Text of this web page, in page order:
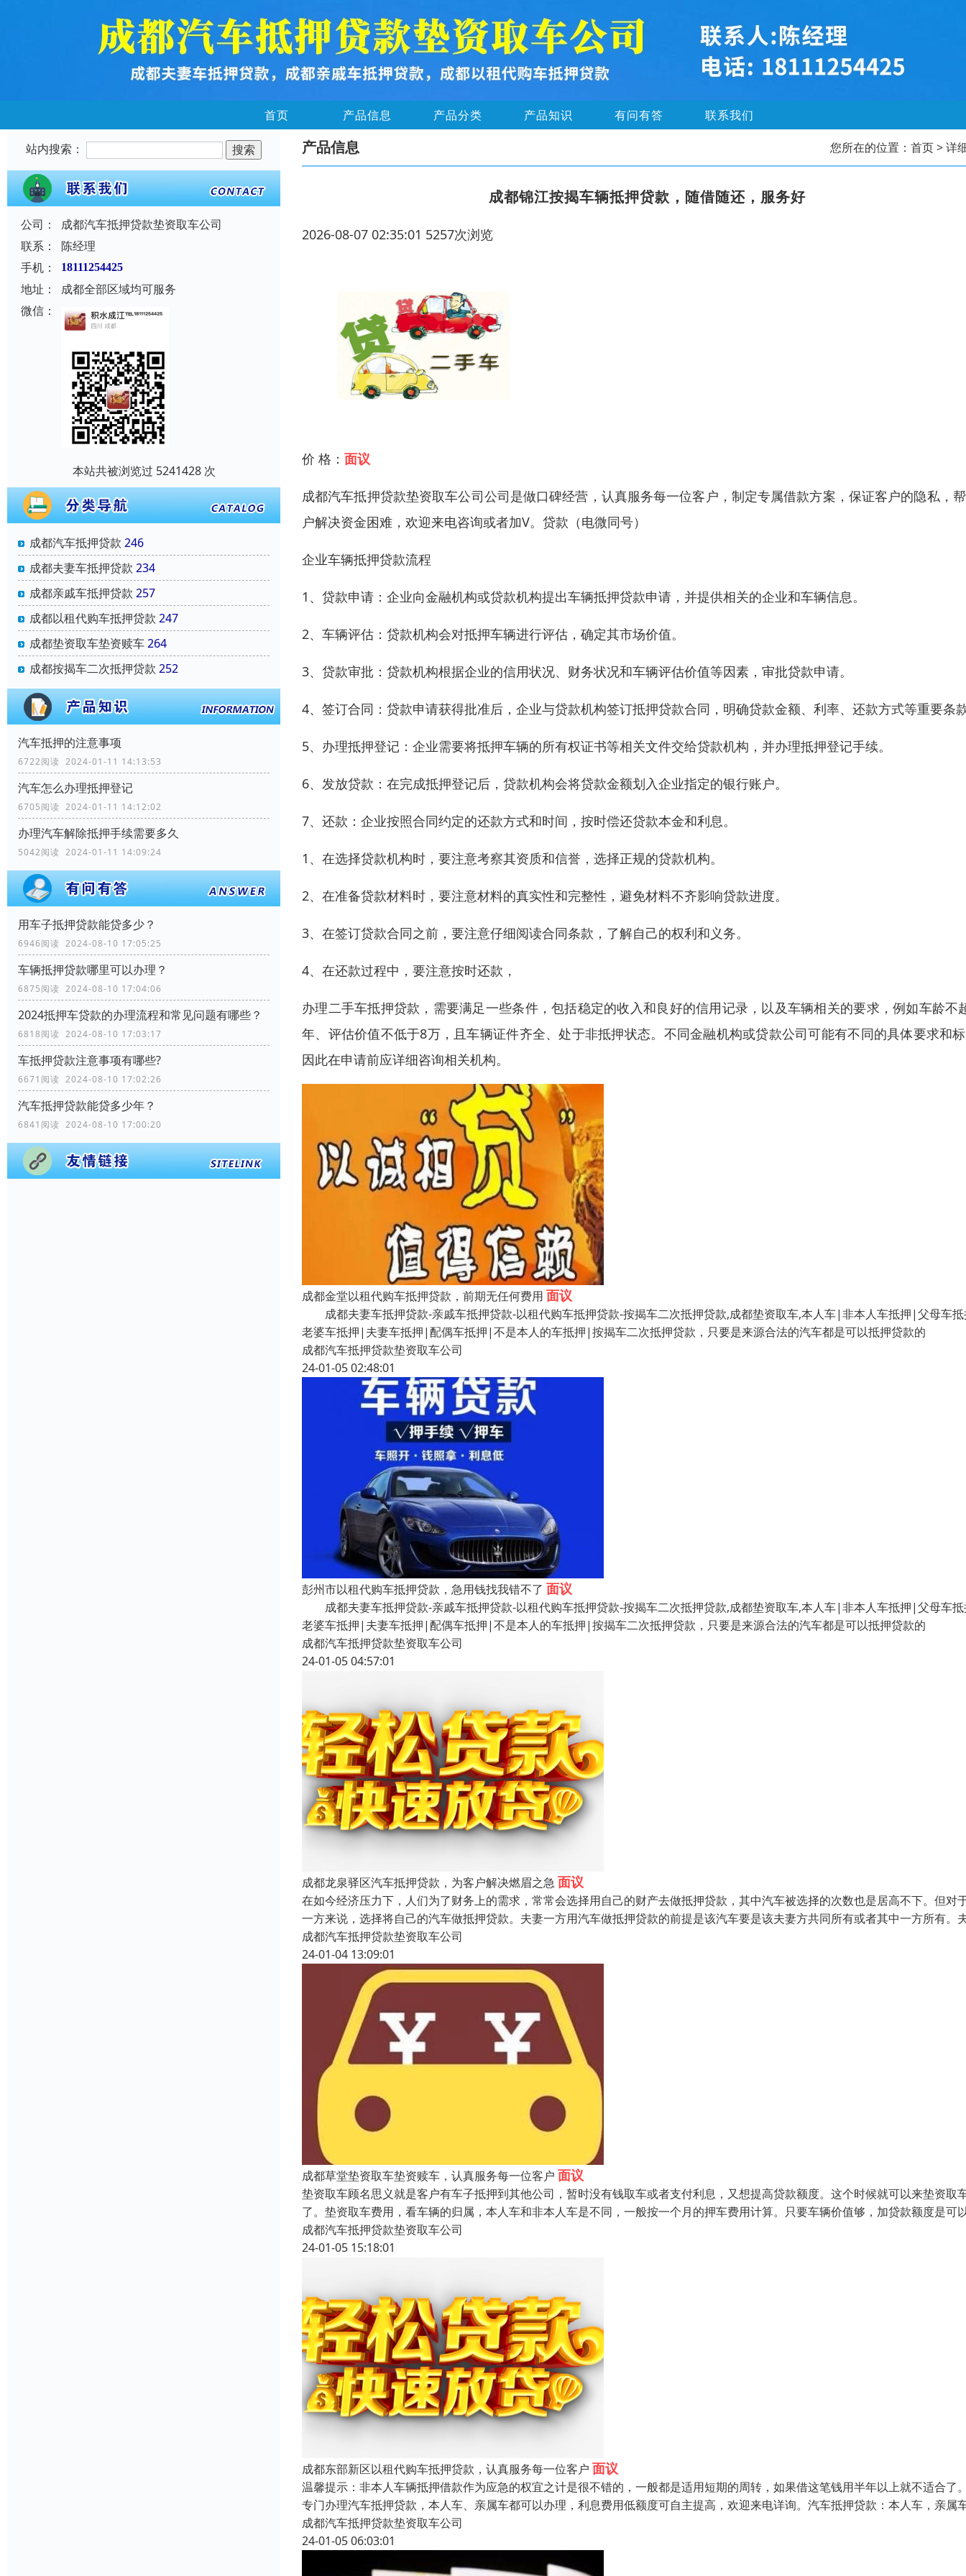
首页 产品信息 产品分类 产品知识 有问有答 联系我们
站内搜索：
公司：
成都汽车抵押贷款垫资取车公司
联系：
陈经理
手机：
18111254425
地址：
成都全部区域均可服务
微信：
本站共被浏览过 5241428 次
成都汽车抵押贷款 246
成都夫妻车抵押贷款 234
成都亲戚车抵押贷款 257
成都以租代购车抵押贷款 247
成都垫资取车垫资赎车264
成都按揭车二次抵押贷款 252
汽车抵押的注意事项
6722阅读 2024-01-11 14:13:53
汽车怎么办理抵押登记
6705阅读 2024-01-11 14:12:02
办理汽车解除抵押手续需要多久
5042阅读 2024-01-11 14:09:24
用车子抵押贷款能贷多少？
6946阅读 2024-08-10 17:05:25
车辆抵押贷款哪里可以办理？
6875阅读 2024-08-10 17:04:06
2024抵押车贷款的办理流程和常见问题有哪些？
6818阅读 2024-08-10 17:03:17
车抵押贷款注意事项有哪些?
6671阅读 2024-08-10 17:02:26
汽车抵押贷款能贷多少年？
6841阅读 2024-08-10 17:00:20
产品信息 您所在的位置： 首页> 详
成都锦江按揭车辆抵押贷款，随借随还，服务好
2026-08-07 02:35:01 5257次浏览
价 格： 面议
成都汽车抵押贷款垫资取车公司公司是做口碑经营，认真服务每一位客户，制定专属借款方案，保证客户的隐私，
户解决资金困难，欢迎来电咨询或者加V。贷款（电微同号）
企业车辆抵押贷款流程
1、贷款申请：企业向金融机构或贷款机构提出车辆抵押贷款申请，并提供相关的企业和车辆信息。
2、车辆评估：贷款机构会对抵押车辆进行评估，确定其市场价值。
3、贷款审批：贷款机构根据企业的信用状况、财务状况和车辆评估价值等因素，审批贷款申请。
4、签订合同：贷款申请获得批准后，企业与贷款机构签订抵押贷款合同，明确贷款金额、利率、还款方式等重要条
5、办理抵押登记：企业需要将抵押车辆的所有权证书等相关文件交给贷款机构，并办理抵押登记手续。
6、发放贷款：在完成抵押登记后，贷款机构会将贷款金额划入企业指定的银行账户。
7、还款：企业按照合同约定的还款方式和时间，按时偿还贷款本金和利息。
1、在选择贷款机构时，要注意考察其资质和信誉，选择正规的贷款机构。
2、在准备贷款材料时，要注意材料的真实性和完整性，避免材料不齐影响贷款进度。
3、在签订贷款合同之前，要注意仔细阅读合同条款，了解自己的权利和义务。
4、在还款过程中，要注意按时还款，
办理二手车抵押贷款，需要满足一些条件，包括稳定的收入和良好的信用记录，以及车辆相关的要求，例如车龄不
年、评估价值不低于8万，且车辆证件齐全、处于非抵押状态。不同金融机构或贷款公司可能有不同的具体要求和
因此在申请前应详细咨询相关机构。
成都金堂以租代购车抵押贷款，前期无任何费用 面议
成都夫妻车抵押贷款-亲戚车抵押贷款-以租代购车抵押贷款-按揭车二次抵押贷款,成都垫资取车,本人车|非本人车抵押|父母车
老婆车抵押|夫妻车抵押|配偶车抵押|不是本人的车抵押|按揭车二次抵押贷款，只要是来源合法的汽车都是可以抵押贷款的
成都汽车抵押贷款垫资取车公司
24-01-05 02:48:01
彭州市以租代购车抵押贷款，急用钱找我错不了 面议
成都夫妻车抵押贷款-亲戚车抵押贷款-以租代购车抵押贷款-按揭车二次抵押贷款,成都垫资取车,本人车|非本人车抵押|父母车
老婆车抵押|夫妻车抵押|配偶车抵押|不是本人的车抵押|按揭车二次抵押贷款，只要是来源合法的汽车都是可以抵押贷款的
成都汽车抵押贷款垫资取车公司
24-01-05 04:57:01
成都龙泉驿区汽车抵押贷款，为客户解决燃眉之急 面议
在如今经济压力下，人们为了财务上的需求，常常会选择用自己的财产去做抵押贷款，其中汽车被选择的次数也是居高不下。但对
一方来说，选择将自己的汽车做抵押贷款。夫妻一方用汽车做抵押贷款的前提是该汽车要是该夫妻方共同所有或者其中一方所有。
成都汽车抵押贷款垫资取车公司
24-01-04 13:09:01
成都草堂垫资取车垫资赎车，认真服务每一位客户 面议
垫资取车顾名思义就是客户有车子抵押到其他公司，暂时没有钱取车或者支付利息，又想提高贷款额度。这个时候就可以来垫资取
了。垫资取车费用，看车辆的归属，本人车和非本人车是不同，一般按一个月的押车费用计算。只要车辆价值够，加贷款额度是可
成都汽车抵押贷款垫资取车公司
24-01-05 15:18:01
成都东部新区以租代购车抵押贷款，认真服务每一位客户 面议
温馨提示：非本人车辆抵押借款作为应急的权宜之计是很不错的，一般都是适用短期的周转，如果借这笔钱用半年以上就不适合了
专门办理汽车抵押贷款，本人车、亲属车都可以办理，利息费用低额度可自主提高，欢迎来电详询。汽车抵押贷款：本人车，亲属
成都汽车抵押贷款垫资取车公司
24-01-05 06:03:01